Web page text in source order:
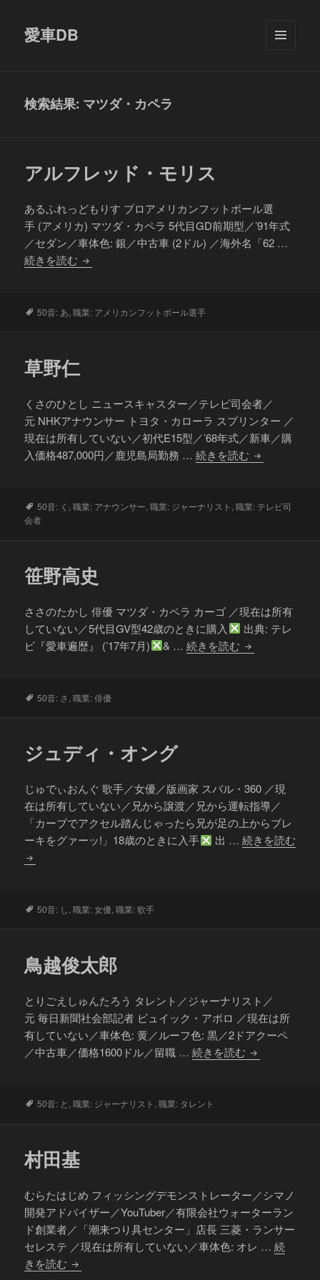
愛車DB
検索結果: マツダ・カペラ
アルフレッド・モリス
あるふれっどもりす プロアメリカンフットボール選
手 (アメリカ) マツダ・カペラ 5代目GD前期型／’91年式
／セダン／車体色: 銀／中古車 (2ドル) ／海外名「62 …
続きを読む ア
レ
リ
ス
タ
50音: あ,職業: アメリカンフットボール選手
草野仁
くさのひとし ニュースキャスター／テレビ司会者／
元 NHKアナウンサー トヨタ・カローラ スプリンター ／
現在は所有していない／初代E15型／’68年式／新車／購
入価格487,000円／鹿児島局勤務 …続きを読む 草
タ
グ
50音: く ,職業: アナウンサー,職業: ジャーナリスト ,職業: テレビ司
会者
笹野高史
ささのたかし 俳優 マツダ・カペラ カーゴ ／現在は所有
していない／5代目GV型42歳のときに購入
出典: テレ
ビ『愛車遍歴』 (’17年7月)
& … 続きを読む 笹
タ
50音: さ,職業: 俳優
ジュディ・オング
じゅでぃおんぐ 歌手／女優／版画家 スバル・360 ／現
在は所有していない／兄から譲渡／兄から運転指導／
「カーブでアクセル踏んじゃったら兄が足の上からブレ
ーキをグァーッ!」18歳のときに入手
出 … 続きを読む
ジ
ィ・
グ
タ
50音: し,職業: 女優,職業: 歌手
鳥越俊太郎
とりごえしゅんたろう タレント／ジャーナリスト／
元 毎日新聞社会部記者 ビュイック・アポロ ／現在は所
有していない／車体色: 黄／ルーフ色: 黒／2ドアクーペ
／中古車／価格1600ドル／留職 …続きを読む 鳥
タ
50音: と ,職業: ジャーナリスト ,職業: タレント
村田基
むらたはじめ フィッシングデモンストレーター／シマノ
開発アドバイザー／YouTuber／有限会社ウォーターラン
ド創業者／「潮来つり具センター」店長 三菱・ランサー
セレステ ／現在は所有していない／車体色: オレ …続
きを読む 村